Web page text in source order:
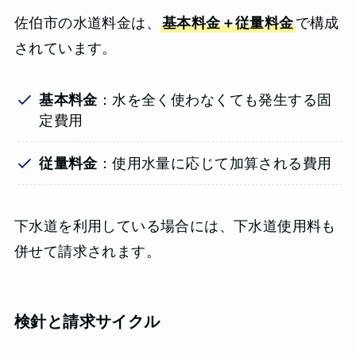
佐伯市の水道料金は、 基本料金＋従量料金で構成
されています。
基本料金 ：水を全く使わなくても発生する固
定費用
従量料金 ：使用水量に応じて加算される費用
下水道を利用している場合には、下水道使用料も
併せて請求されます。
検針と請求サイクル